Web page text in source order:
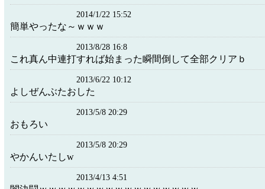
2014/1/22 15:52
簡単やったな～ｗｗｗ
2013/8/28 16:8
これ真ん中連打すれば始まった瞬間倒して全部クリアｂ
2013/6/22 10:12
よしぜんぶたおした
2013/5/8 20:29
おもろい
2013/5/8 20:29
やかんいたしw
2013/4/13 4:51